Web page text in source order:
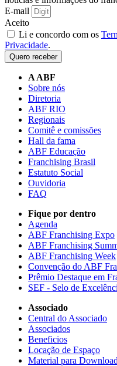
E-mail
Aceito
Li e concordo com os
Privacidade.
Quero receber
A ABF
Sobre nós
Diretoria
ABF RIO
Regionais
Comitê e comissões
Hall da fama
ABF Educação
Franchising Brasil
Estatuto Social
Ouvidoria
FAQ
Fique por dentro
Agenda
ABF Franchising Expo
ABF Franchising
ABF Franchising Week
Convenção do ABF
Prêmio Destaque em
SEF - Selo de
Associado
Central do Associado
Associados
Beneficios
Locação de Espaço
Material para Download